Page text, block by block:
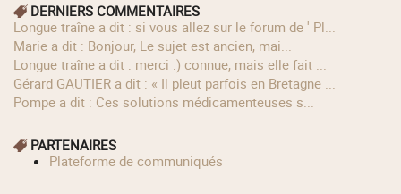
DERNIERS COMMENTAIRES
longue traîne a dit : si vous allez sur le forum de ' Pl...
Marie a dit : Bonjour, Le sujet est ancien, mai...
longue traîne a dit : merci :) connue, mais elle fait ...
Gérard GAUTIER a dit : « Il pleut parfois en Bretagne ...
Pompe a dit : Ces solutions médicamenteuses s...
PARTENAIRES
Plateforme de communiqués